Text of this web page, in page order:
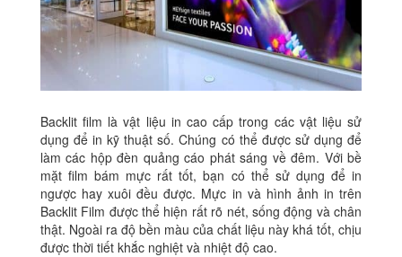
Backlit film là vật liệu in cao cấp trong các vật liệu sử
dụng để in kỹ thuật số. Chúng có thể được sử dụng để
làm các hộp đèn quảng cáo phát sáng về đêm. Với bề
mặt film bám mực rất tốt, bạn có thể sử dụng để in
ngược hay xuôi đều được. Mực in và hình ảnh in trên
Backlit Film được thể hiện rất rõ nét, sống động và chân
thật. Ngoài ra độ bền màu của chất liệu này khá tốt, chịu
được thời tiết khắc nghiệt và nhiệt độ cao.